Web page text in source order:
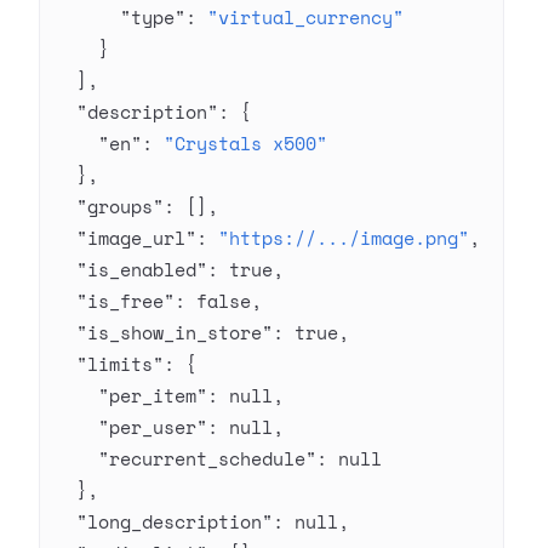
      "type"
: "virtual_currency"
    }
  ],
  "description"
: {
    "en"
: "Crystals x500"
  },
  "groups"
: [],
  "image_url"
: "https://.../image.png" ,
  "is_enabled"
: true,
  "is_free"
: false,
  "is_show_in_store"
: true,
  "limits"
: {
    "per_item"
: null,
    "per_user"
: null,
    "recurrent_schedule"
: null
  },
  "long_description"
: null,